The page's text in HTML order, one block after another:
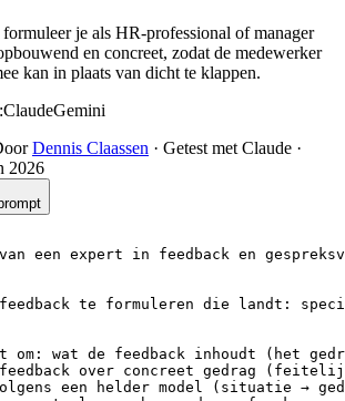
je als HR-professional of manager
en concreet, zodat de medewerker
kan in plaats van dicht te klappen.
ClaudeGemini
Dennis Claassen · Getest met Claude ·
2026
van een expert in feedback en
te formuleren die landt:
om: wat de feedback inhoudt (het
over concreet gedrag
een helder model (situatie →